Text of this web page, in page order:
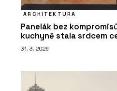
ARCHITEKTURA
Panelák bez
kuchyně stala srdcem
31. 3. 2026